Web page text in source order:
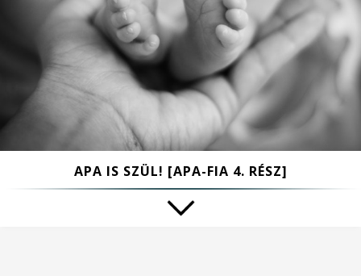
APA IS SZÜL! [APA-FIA 4. RÉSZ]